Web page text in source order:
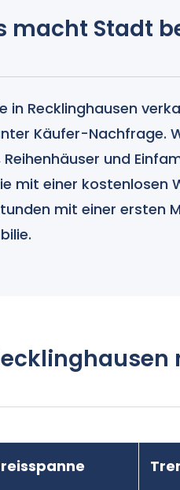
macht Stadt
in Recklinghausen
Käufer-Nachfrage.
und
mit einer kostenlosen
mit einer ersten